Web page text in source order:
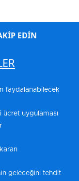
EDİN
faydalanabilecek
uygulaması
geleceğini tehdit